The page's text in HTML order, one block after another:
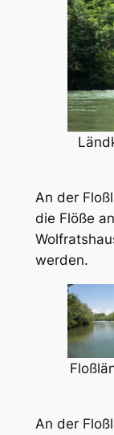
An der
die Flöße
werden.
An der